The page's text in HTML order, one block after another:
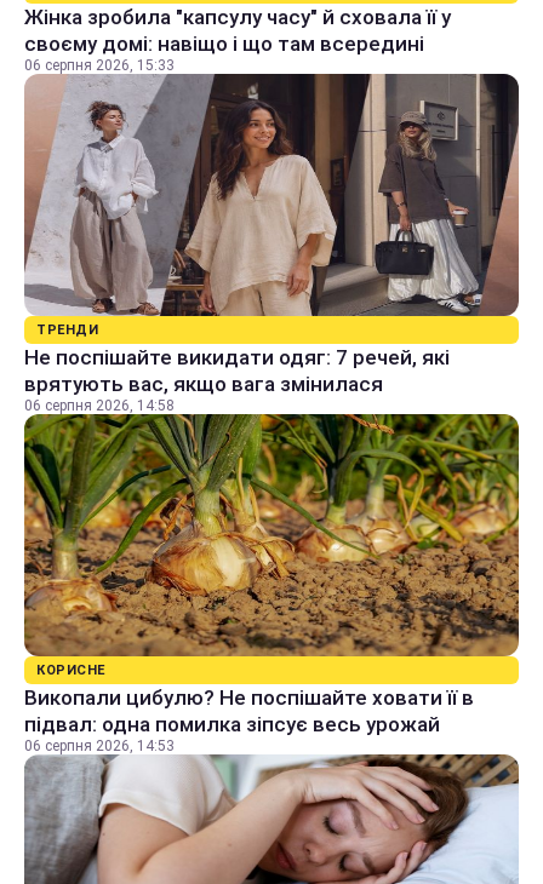
Жінка зробила "капсулу часу" й сховала її у
своєму домі: навіщо і що там всередині
06 серпня 2026, 15:33
ТРЕНДИ
Не поспішайте викидати одяг: 7 речей, які
врятують вас, якщо вага змінилася
06 серпня 2026, 14:58
КОРИСНЕ
Викопали цибулю? Не поспішайте ховати її в
підвал: одна помилка зіпсує весь урожай
06 серпня 2026, 14:53